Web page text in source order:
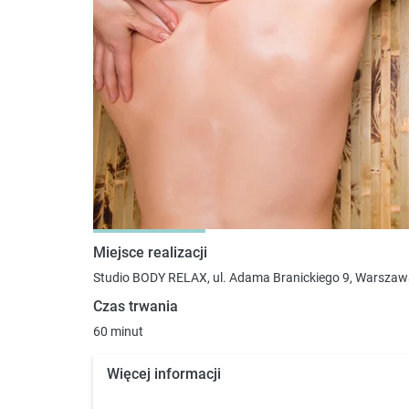
Miejsce realizacji
Studio BODY RELAX, ul. Adama Branickiego 9,
Czas trwania
60 minut
Więcej informacji